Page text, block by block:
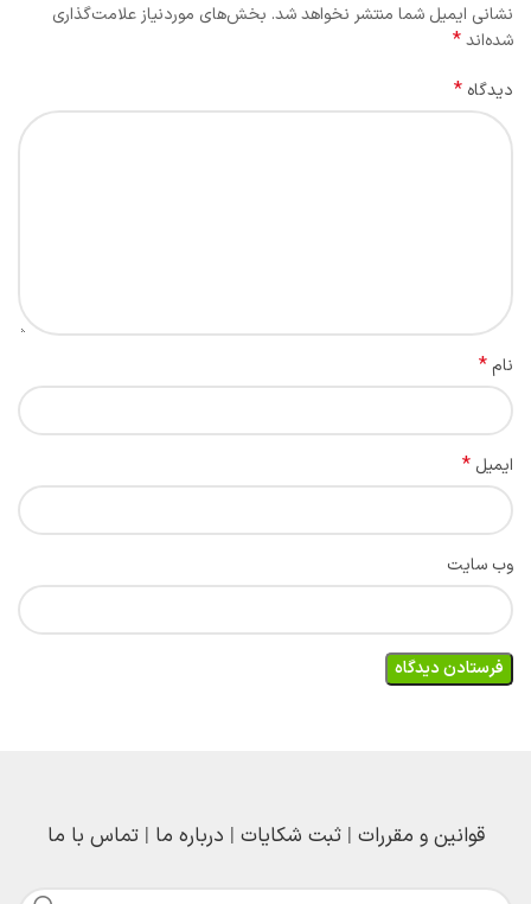
نشانی ایمیل شما منتشر نخواهد شد. بخش‌های موردنیاز علامت‌گذاری
شده‌اند*
دیدگاه *
نام *
ایمیل *
وب‌ سایت
قوانین و مقررات |ثبت شکایات | درباره ما |تماس با ما